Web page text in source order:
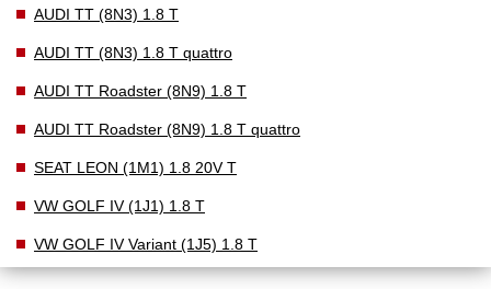
AUDI TT (8N3) 1.8 T
AUDI TT (8N3) 1.8 T quattro
AUDI TT Roadster (8N9) 1.8 T
AUDI TT Roadster (8N9) 1.8 T quattro
SEAT LEON (1M1) 1.8 20V T
VW GOLF IV (1J1) 1.8 T
VW GOLF IV Variant (1J5) 1.8 T